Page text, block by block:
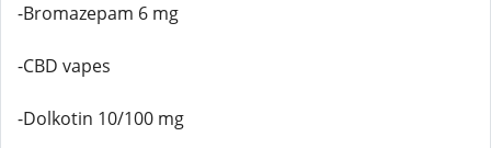
-Bromazepam 6 mg
-CBD vapes
-Dolkotin 10/100 mg